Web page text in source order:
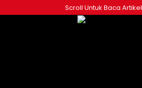
to
Scroll Untuk Baca Artikel